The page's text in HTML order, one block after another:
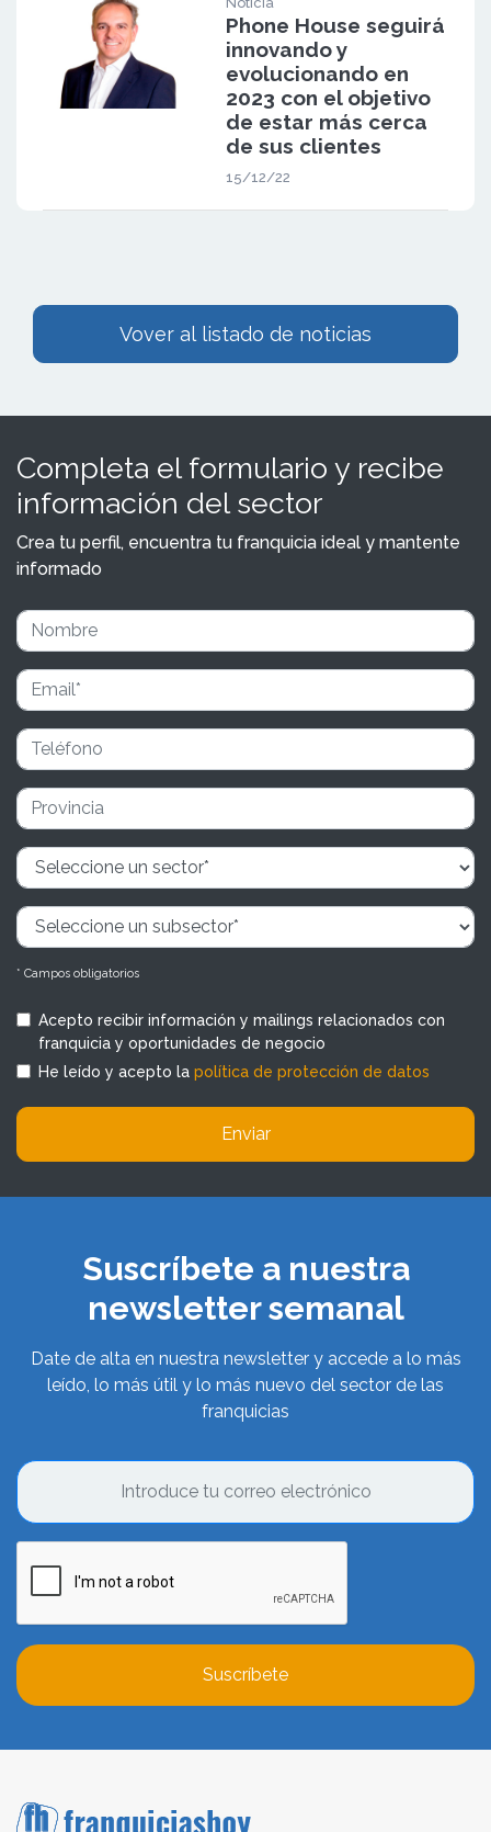
Phone House seguirá
innovando y
evolucionando en
2023 con el objetivo
de estar más cerca
de sus clientes
15/12/22
Vover al listado de noticias
Completa el formulario y recibe
información del sector
Crea tu perfil, encuentra tu franquicia ideal y mantente
informado
* Campos obligatorios
Acepto recibir información y mailings relacionados con
franquicia y oportunidades de negocio
He leído y acepto la política de protección de datos
Enviar
Suscríbete a nuestra
newsletter semanal
Date de alta en nuestra newsletter y accede a lo más
leído, lo más útil y lo más nuevo del sector de las
franquicias
Suscríbete